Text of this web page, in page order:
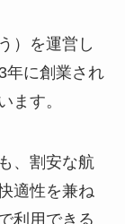
）を運営し
年に創業され
ます。
、割安な航
適性を兼ね
利用できる